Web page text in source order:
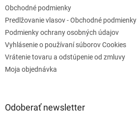
Obchodné podmienky
Predlžovanie vlasov - Obchodné podmienky
Podmienky ochrany osobných údajov
Vyhlásenie o používaní súborov Cookies
Vrátenie tovaru a odstúpenie od zmluvy
Moja objednávka
Odoberať newsletter